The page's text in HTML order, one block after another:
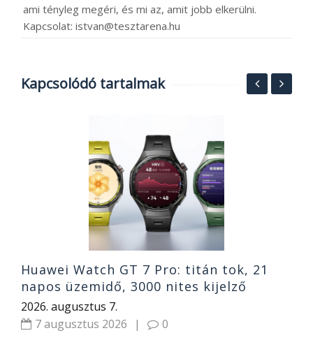
ami tényleg megéri, és mi az, amit jobb elkerülni.
Kapcsolat: istvan@tesztarena.hu
Kapcsolódó tartalmak
Huawei Watch GT 7 Pro: titán tok, 21
napos üzemidő, 3000 nites kijelző
2026. augusztus 7.
7 augusztus 2026
| 0